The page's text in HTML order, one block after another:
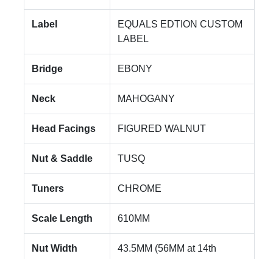
Label
EQUALS EDTION CUSTOM
LABEL
Bridge EBONY
Neck MAHOGANY
Head Facings FIGURED WALNUT
Nut & Saddle TUSQ
Tuners CHROME
Scale Length 610MM
Nut Width
43.5MM (56MM at 14th